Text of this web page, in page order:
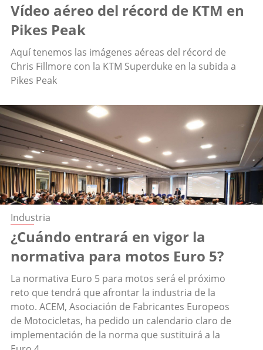
Vídeo aéreo del récord de KTM en
Pikes Peak
Aquí tenemos las imágenes aéreas del récord de
Chris Fillmore con la KTM Superduke en la subida a
Pikes Peak
Industria
¿Cuándo entrará en vigor la
normativa para motos Euro 5?
La normativa Euro 5 para motos será el próximo
reto que tendrá que afrontar la industria de la
moto. ACEM, Asociación de Fabricantes Europeos
de Motocicletas, ha pedido un calendario claro de
implementación de la norma que sustituirá a la